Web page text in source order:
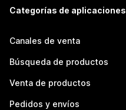
Categorías de aplicaciones
Canales de venta
Búsqueda de productos
Venta de productos
Pedidos y envíos